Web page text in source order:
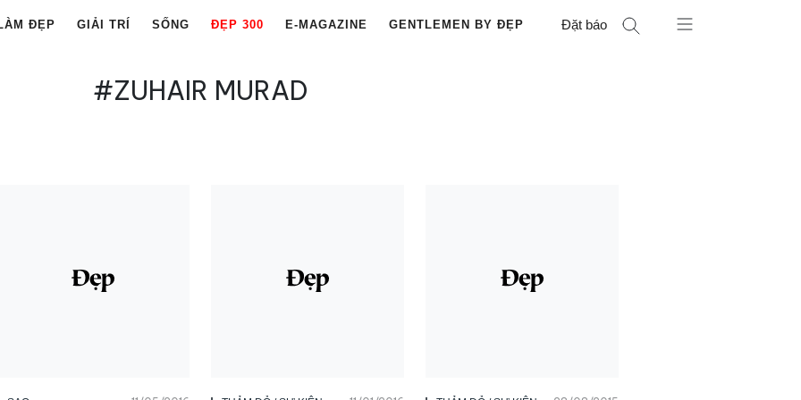
ĐẸP GIẢI TRÍ SỐNG ĐẸP 300 E-MAGAZINE GENTLEMEN BY ĐẸP Đặt báo
#ZUHAIR MURAD